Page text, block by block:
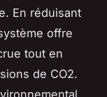
En réduisant
offre
tout en
de CO2.